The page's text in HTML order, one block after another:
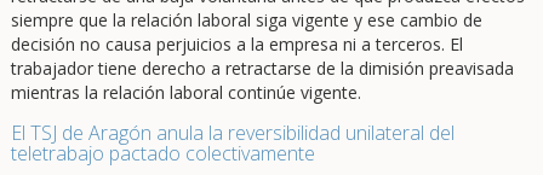
siempre que la relación laboral siga vigente y ese cambio de
decisión no causa perjuicios a la empresa ni a terceros. El
trabajador tiene derecho a retractarse de la dimisión preavisada
mientras la relación laboral continúe vigente.
El TSJ de Aragón anula la reversibilidad unilateral del
teletrabajo pactado colectivamente